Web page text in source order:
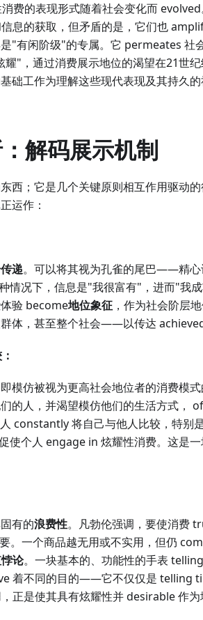
费的表现形式随着社会变化而
息的获取，但矛盾的是，它们也
"有闲阶级"的专属。它 permeates 社
"，通过消费展示地位的渴望在21世
础工作为理解这些现代表现及其持久
解码展示机制
西；它是几个关键原则相互作用驱动
运作：
递。可以将其视为孔雀的尾巴——精心
情况下，信息是"我很富有"，进而"我
验 become地位象征 ，作为社会阶层
体，甚至整个社会——以传达 achieved
模仿被视为更高社会地位者的消费模
的人，并渴望模仿他们的生活方式，
constantly 将自己与他人比较，特别
使个人 engage in 炫耀性消费。这是
有的浪费性。凡勃伦强调，要使消费
。一个商品越无用或不实用，但仍
论。一块基本的、功能性的手表
着不同的目的——它不仅仅是 telling
正是使其具有炫耀性并 desirable 作为